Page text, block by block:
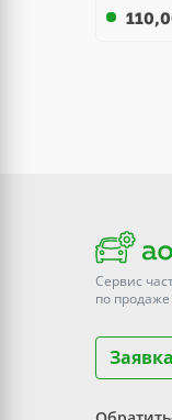
Сервис
по продаже